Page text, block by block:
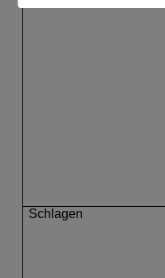
Schlagen